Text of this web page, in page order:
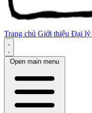
Trang chủ Giới thiệu Đại lý
Open main menu